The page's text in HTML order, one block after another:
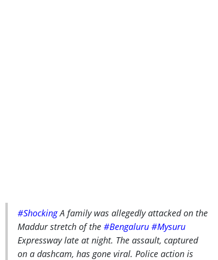
#ShockingA family was allegedly attacked on the
Maddur stretch of the#Bengaluru #Mysuru
Expressway late at night. The assault, captured
on a dashcam, has gone viral. Police action is